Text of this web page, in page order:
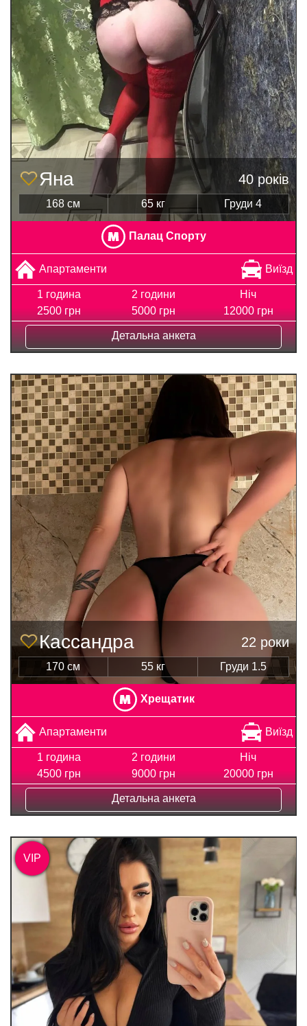
Яна 40 років
168 см 65 кг Груди 4
Палац Спорту
Апартаменти Виїзд
1 година
2500 грн
2 години
5000 грн
Ніч
12000 грн
Детальна анкета
Кассандра 22 роки
170 см 55 кг Груди 1.5
Хрещатик
Апартаменти Виїзд
1 година
4500 грн
2 години
9000 грн
Ніч
20000 грн
Детальна анкета
VIP